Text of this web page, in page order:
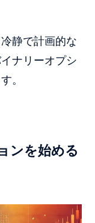
静で計画的な
ナリーオプシ
。
ンを始める